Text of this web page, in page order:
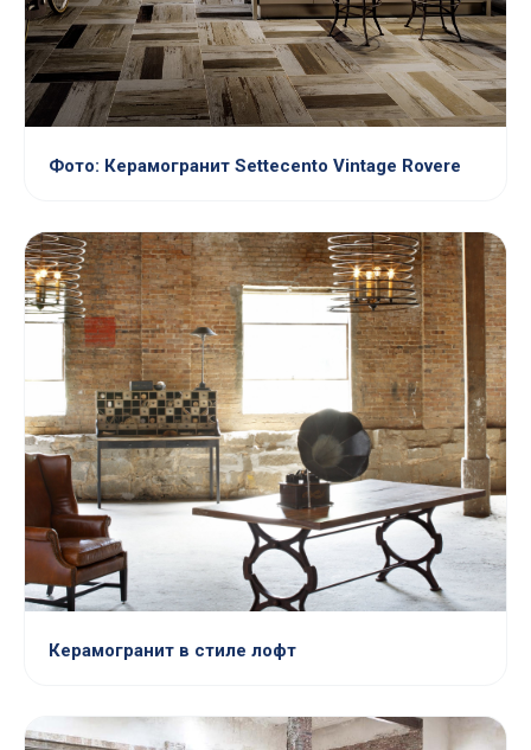
Фото: Керамогранит Settecento Vintage Rovere
Керамогранит в стиле лофт